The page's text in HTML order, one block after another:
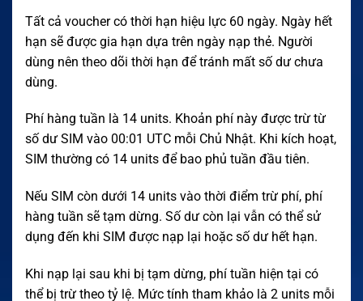
Tất cả voucher có thời hạn hiệu lực 60 ngày. Ngày hết
hạn sẽ được gia hạn dựa trên ngày nạp thẻ. Người
dùng nên theo dõi thời hạn để tránh mất số dư chưa
dùng.
Phí hàng tuần là 14 units. Khoản phí này được trừ từ
số dư SIM vào 00:01 UTC mỗi Chủ Nhật. Khi kích hoạt,
SIM thường có 14 units để bao phủ tuần đầu tiên.
Nếu SIM còn dưới 14 units vào thời điểm trừ phí, phí
hàng tuần sẽ tạm dừng. Số dư còn lại vẫn có thể sử
dụng đến khi SIM được nạp lại hoặc số dư hết hạn.
Khi nạp lại sau khi bị tạm dừng, phí tuần hiện tại có
thể bị trừ theo tỷ lệ. Mức tính tham khảo là 2 units mỗi